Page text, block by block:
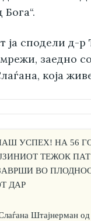
ја сподели д-
заедно
која
УСПЕХ! НА 56
ТЕЖОК
ВО
ДАР
Штајнерман од